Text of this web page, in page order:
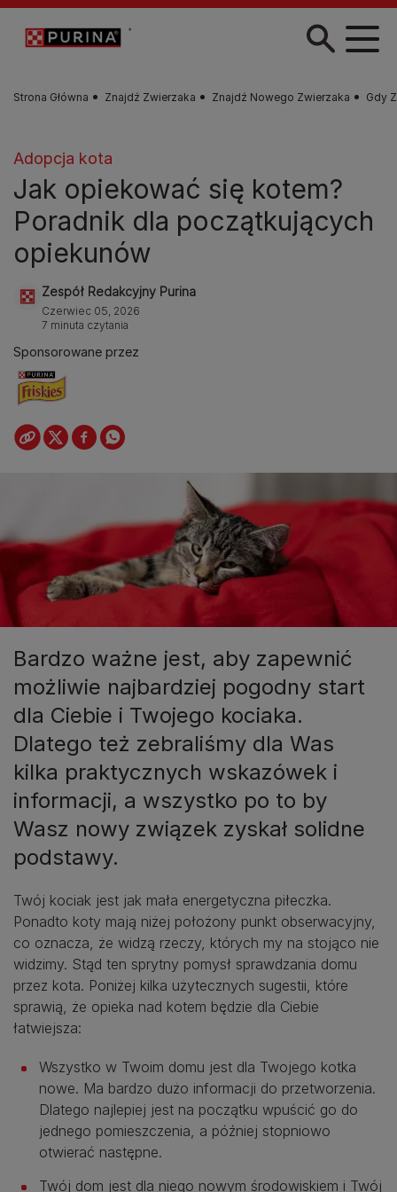
Przejdź do treści
Strona Główna Znajdź Zwierzaka Znajdź Nowego Zwierzaka Gdy
Adopcja kota
Jak opiekować się kotem?
Poradnik dla początkujących
opiekunów
Zespół Redakcyjny Purina
Czerwiec 05, 2026
7 minuta czytania
Sponsorowane przez
​Bardzo ważne jest, aby zapewnić
możliwie najbardziej pogodny start
dla Ciebie i Twojego kociaka.
Dlatego też zebraliśmy dla Was
kilka praktycznych wskazówek i
informacji, a wszystko po to by
Wasz nowy związek zyskał solidne
podstawy.
Twój kociak jest jak mała energetyczna piłeczka.
Ponadto koty mają niżej położony punkt obserwacyjny,
co oznacza, że widzą rzeczy, których my na stojąco nie
widzimy. Stąd ten sprytny pomysł sprawdzania domu
przez kota. Poniżej kilka użytecznych sugestii, które
sprawią, że opieka nad kotem będzie dla Ciebie
łatwiejsza:
Wszystko w Twoim domu jest dla Twojego kotka
nowe. Ma bardzo dużo informacji do przetworzenia.
Dlatego najlepiej jest na początku wpuścić go do
jednego pomieszczenia, a później stopniowo
otwierać następne.
Twój dom jest dla niego nowym środowiskiem i Twój